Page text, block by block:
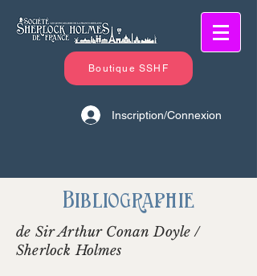
Boutique SSHF
Inscription/Connexion
Bibliographie
de Sir Arthur Conan Doyle /
Sherlock Holmes